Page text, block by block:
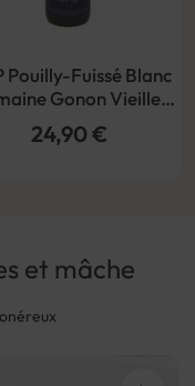
Pouilly-Fuissé Blanc
Gonon Vieilles
Vignes 2022
24,90 €
et mâche